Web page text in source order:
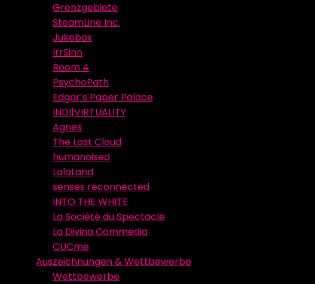
Grenzgebiete
SteamLine Inc.
Jukebox
IrrSinn
Room 4
PsychoPath
Edgar’s Paper Palace
INDI|VIRTUALITY
Agnes
The Lost Cloud
humanoised
LalaLand
senses reconnected
INTO THE WHITE
La Société du Spectacle
La Divina Commedia
CUCme
Auszeichnungen & Wettbewerbe
Wettbewerbe